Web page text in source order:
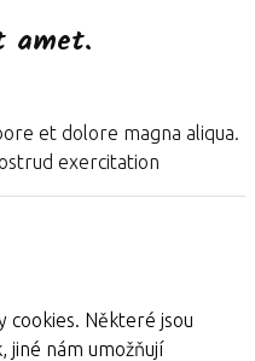
amet.
et dolore magna aliqua.
exercitation
cookies. Některé jsou
nám umožňují